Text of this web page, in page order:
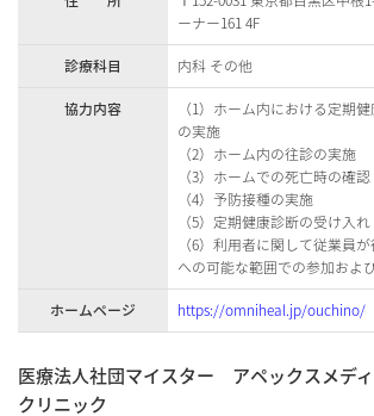
ーナー161 4F
診療科目
内科 その他
協力内容
（1）ホーム内における定期
の実施
（2）ホーム内の往診の実施
（3）ホームでの死亡時の確認
（4）予防接種の実施
（5）定期健康診断の受け入れ
（6）利用者に関して従業員
への可能な範囲での参加およ
ホームページ
https://omniheal.jp/ouchino/
医療法人社団マイスター アペックスメデ
クリニック